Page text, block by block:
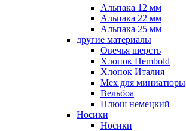
Альпака 12 мм
Альпака 22 мм
Альпака 25 мм
другие материалы
Овечья шерсть
Хлопок Hembold
Хлопок Италия
Мех для миниатюры
Вельбоа
Плюш немецкий
Носики
Носики